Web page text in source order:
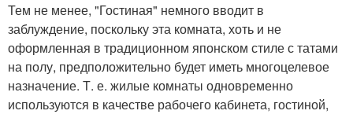
Тем не менее, "Гостиная" немного вводит в
заблуждение, поскольку эта комната, хоть и не
оформленная в традиционном японском стиле с татами
на полу, предположительно будет иметь многоцелевое
назначение. Т. е. жилые комнаты одновременно
используются в качестве рабочего кабинета, гостиной,